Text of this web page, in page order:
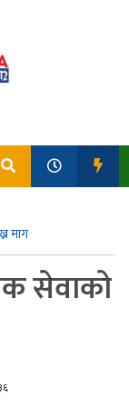
माग
सेवाको